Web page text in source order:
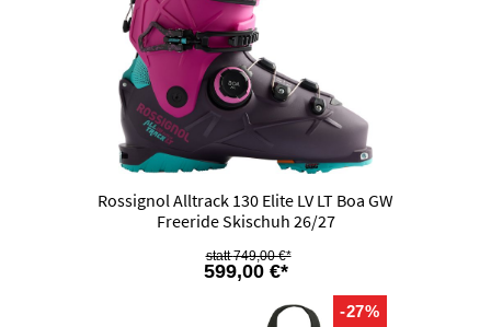
Rossignol Alltrack 130 Elite LV LT Boa GW
Freeride Skischuh 26/27
599,00 €*
749,00 €*
-27%